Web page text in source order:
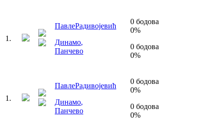
1 .
ПавлеРадивојевић
Динамо,
Панчево
0 бодова
0%
0 бодова
0%
1 .
ПавлеРадивојевић
Динамо,
Панчево
0 бодова
0%
0 бодова
0%